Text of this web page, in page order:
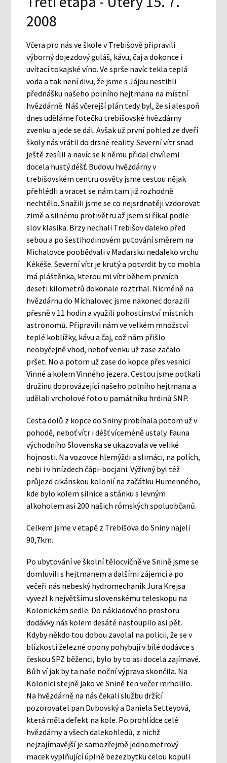
2008
Včera pro nás ve škole v Trebišově připravili
výborný dojezdový guláš, kávu, čaj a dokonce i
uvítací tokajské víno. Ve sprše navíc tekla teplá
voda a tak není divu, že jsme s Jájou nestihli
přednášku našeho polního hejtmana na místní
hvězdárně. Náš včerejší plán tedy byl, že si alespoň
dnes uděláme fotečku trebišovské hvězdárny
zvenku a jede se dál. Avšak už první pohled ze dveří
školy nás vrátil do drsné reality. Severní vítr snad
ještě zesílil a navíc se k němu přidal chvílemi
docela hustý déšť. Budovu hvězdárny v
trebišovském centru osvěty jsme cestou nějak
přehlédli a vracet se nám tam již rozhodně
nechtělo. Snažili jsme se co nejsrdnatěji vzdorovat
zimě a silnému protivětru až jsem si říkal podle
slov klasika: Brzy nechali Trebišov daleko před
sebou a po šestihodinovém putování směrem na
Michalovce poobědvali v Maďarsku nedaleko vrchu
Kékéše. Severní vítr je krutý a potvrdit by to mohla
má pláštěnka, kterou mi vítr během prvních
deseti kilometrů dokonale roztrhal. Nicméně na
hvězdárnu do Michalovec jsme nakonec dorazili
přesně v 11 hodin a využili pohostinství místních
astronomů. Připravili nám ve velkém množství
teplé koblížky, kávu a čaj, což nám přišlo
neobyčejně vhod, neboť venku už zase začalo
pršet. No a potom už zase do kopce přes vesnici
Vinné a kolem Vinného jezera. Cestou jsme potkali
družinu doprovázející našeho polního hejtmana a
udělali vrcholové foto u památníku hrdinů SNP.
Cesta dolů z kopce do Sniny probíhala potom už v
pohodě, neboť vítr i déšť víceméně ustaly. Fauna
východního Slovenska se ukazovala ve veliké
hojnosti. Na vozovce hlemýždi a slimáci, na polích,
nebi i v hnízdech čápi-bocjani. Výživný byl též
průjezd cikánskou kolonií na začátku Humenného,
kde bylo kolem silnice a stánku s levným
alkoholem asi 200 našich rómských spoluobčanů.
Celkem jsme v etapě z Trebišova do Sniny najeli
90,7km.
Po ubytování ve školní tělocvičně ve Snině jsme se
domluvili s hejtmanem a dalšími zájemci a po
večeři nás nebeský hydromechanik Jura Krejsa
vyvezl k největšímu slovenskému teleskopu na
Kolonickém sedle. Do nákladového prostoru
dodávky nás kolem desáté nastoupilo asi pět.
Kdyby někdo tou dobou zavolal na policii, že se v
blízkosti železné opony pohybují v bílé dodávce s
českou SPZ běženci, bylo by to asi docela zajímavé.
Bůh ví jak by ta naše noční výprava skončila. Na
Kolonici stejně jako ve Snině ten večer mrholilo.
Na hvězdárně na nás čekali službu držící
pozorovatel pan Dubovský a Daniela Setteyová,
která měla defekt na kole. Po prohlídce celé
hvězdárny a všech dalekohledů, z nichž
nejzajímavější je samozřejmě jednometrový
macek vyplňující úplně bezezbytku celou kopuli